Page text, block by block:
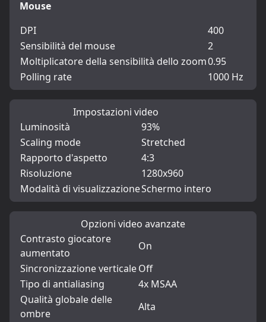
Mouse
DPI
400
Sensibilità del mouse
2
Moltiplicatore della sensibilità dello zoom0.95
Polling rate
1000 Hz
Impostazioni video
Luminosità
93%
Scaling mode
Stretched
Rapporto d'aspetto
4:3
Risoluzione
1280x960
Modalità di visualizzazioneSchermo intero
Opzioni video avanzate
Contrasto giocatore
aumentato
On
Sincronizzazione verticaleOff
Tipo di antialiasing
4x MSAA
Qualità globale delle
ombre
Alta